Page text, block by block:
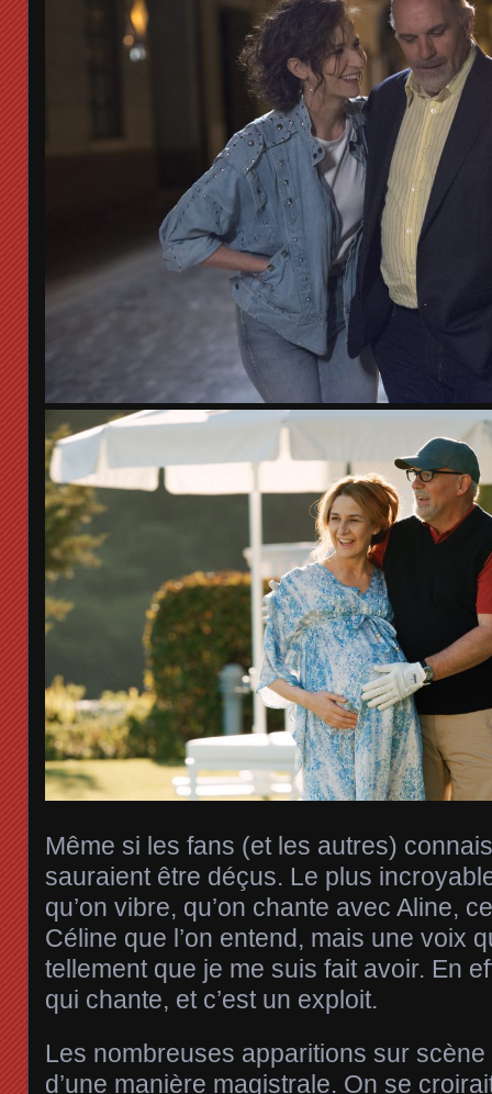
Même si les fans (et les autres)
sauraient être déçus. Le plus
qu’on vibre, qu’on chante avec Aline,
Céline que l’on entend, mais une voix
tellement que je me suis fait avoir. En
qui chante, et c’est un exploit.
Les nombreuses apparitions sur scène
d’une manière magistrale. On se